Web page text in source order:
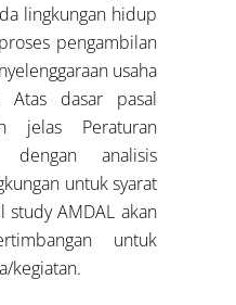
lingkungan hidup
pengambilan
usaha
Atas dasar pasal
jelas Peraturan
dengan analisis
untuk syarat
study AMDAL akan
untuk
kegiatan.